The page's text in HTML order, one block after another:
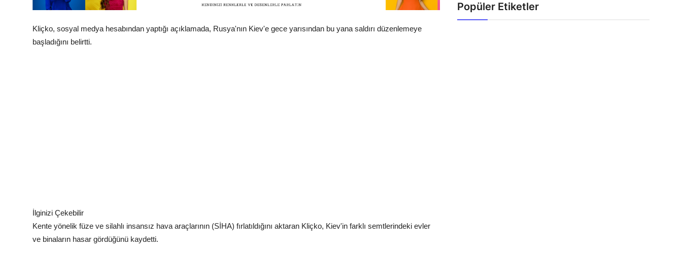
Kliçko, sosyal medya hesabından yaptığı açıklamada, Rusya'nın Kiev'e gece yarısından bu yana saldırı düzenlemeye
başladığını belirtti.
İlginizi Çekebilir
Kente yönelik füze ve silahlı insansız hava araçlarının (SİHA) fırlatıldığını aktaran Kliçko, Kiev'in farklı semtlerindeki evler
ve binaların hasar gördüğünü kaydetti.
Popüler Etiketler